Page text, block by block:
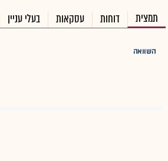
תמצית דוחות עסקאות בעלי עניין
השוואה